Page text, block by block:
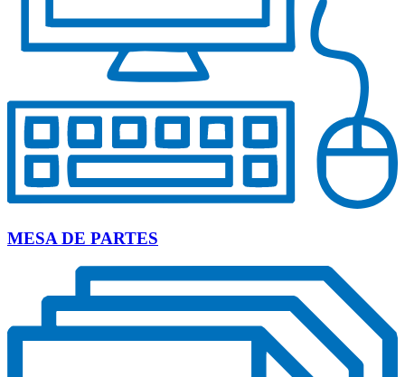
MESA DE PARTES